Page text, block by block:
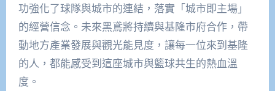
功強化了球隊與城市的連結，落實「城市即主場」
的經營信念。未來黑鳶將持續與基隆市府合作，帶
動地方產業發展與觀光能見度，讓每一位來到基隆
的人，都能感受到這座城市與籃球共生的熱血溫
度。